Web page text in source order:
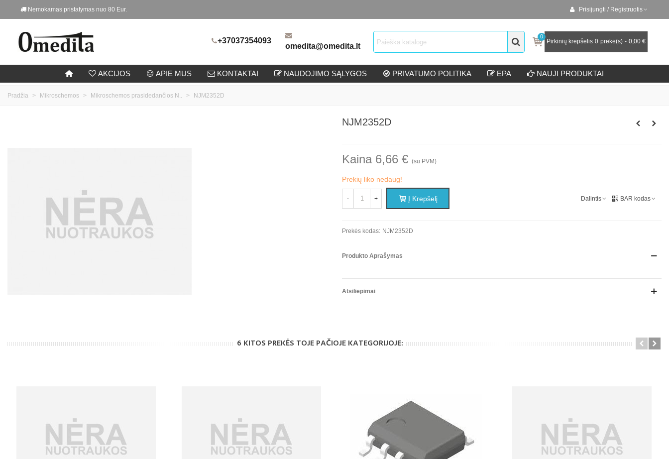
Nemokamas pristatymas nuo 80 Eur. Prisijungti / Registruotis
+37037354093
omedita@omedita.lt
0
Pirkinių krepšelis 0 prekė(s) - 0,00 €
AKCIJOS APIE MUS KONTAKTAI NAUDOJIMO SĄLYGOS PRIVATUMO POLITIKA EPA NAUJI PRODUKTAI
Pradžia > Mikroschemos > Mikroschemos prasidedančios N.. > NJM2352D
NJM2352D
Kaina 6,66 € (su PVM)
Prekių liko nedaug!
- + Į Krepšelį Dalintis BAR kodas
Prekės kodas: NJM2352D
Produkto Aprašymas
Atsiliepimai
6 KITOS PREKĖS TOJE PAČIOJE KATEGORIJOJE: